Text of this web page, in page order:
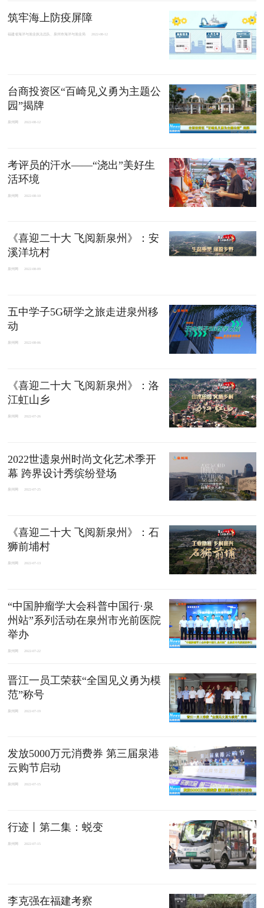
筑牢海上防疫屏障
福建省海洋与渔业执法总队、泉州市海洋与渔业局 2022-08-12
台商投资区“百崎见义勇为主题公
园”揭牌
泉州网 2022-08-12
考评员的汗水——“浇出”美好生
活环境
泉州网 2022-08-10
《喜迎二十大 飞阅新泉州》：安
溪洋坑村
泉州网 2022-08-09
五中学子5G研学之旅走进泉州移
动
泉州网 2022-08-06
《喜迎二十大 飞阅新泉州》：洛
江虹山乡
泉州网 2022-07-26
2022世遗泉州时尚文化艺术季开
幕 跨界设计秀缤纷登场
泉州网 2022-07-25
《喜迎二十大 飞阅新泉州》：石
狮前埔村
泉州网 2022-07-13
“中国肿瘤学大会科普中国行·泉
州站”系列活动在泉州市光前医院
举办
泉州网 2022-07-22
晋江一员工荣获“全国见义勇为模
范”称号
泉州网 2022-07-19
发放5000万元消费券 第三届泉港
云购节启动
泉州网 2022-07-15
行迹丨第二集：蜕变
泉州网 2022-07-15
李克强在福建考察